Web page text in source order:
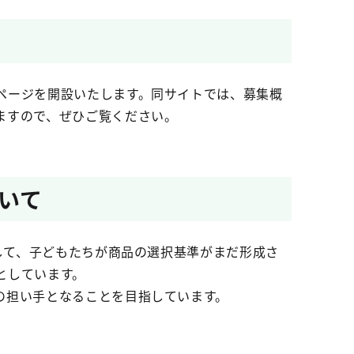
ジを開設いたします。同サイトでは、募集概
ので、ぜひご覧ください。
て
、子どもたちが商品の選択基準がまだ形成さ
ています。
い手となることを目指しています。